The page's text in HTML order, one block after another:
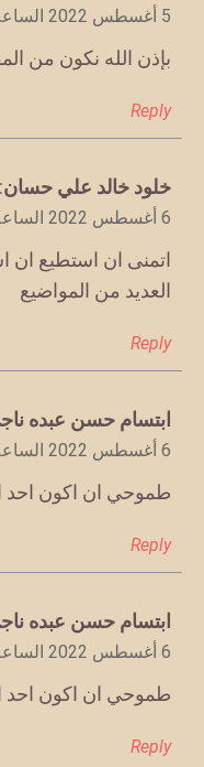
5 أغسطس 2022 الساعة 11:36 م
بإذن الله نكون من
Reply
يقول
خلود خالد علي حسان:
6 أغسطس 2022 الساعة 10:31 ص
اتمنى ان استطيع
العديد من المواضيع
Reply
يقول
ابتسام حسن عبده
6 أغسطس 2022 الساعة 10:13 م
طموحي ان اكون احد
Reply
يقول
ابتسام حسن عبده
6 أغسطس 2022 الساعة 10:16 م
طموحي ان اكون احد
Reply